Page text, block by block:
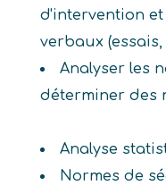
d'intervention
verbaux (essais,
Analyser les
déterminer des
Analyse
Normes de